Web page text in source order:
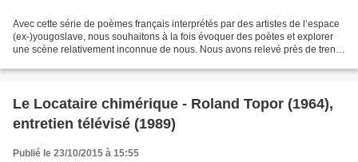
Avec cette série de poèmes français interprétés par des artistes de l’espace
(ex-)yougoslave, nous souhaitons à la fois évoquer des poètes et explorer
une scène relativement inconnue de nous. Nous avons relevé près de trente
Le Locataire chimérique - Roland Topor (1964),
entretien télévisé (1989)
Publié le 23/10/2015 à 15:55